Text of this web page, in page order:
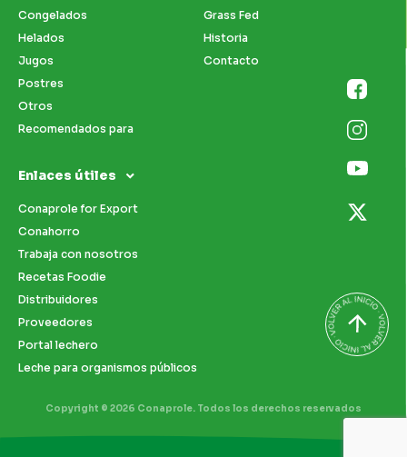
Congelados
Helados
Jugos
Postres
Otros
Recomendados para
Grass Fed
Historia
Contacto
Enlaces útiles
Conaprole for Export
Conahorro
Trabaja con nosotros
Recetas Foodie
Distribuidores
Proveedores
Portal lechero
Leche para organismos públicos
Copyright © 2026 Conaprole. Todos los derechos reservados